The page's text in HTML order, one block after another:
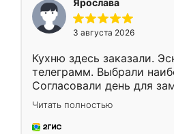
Ярослава
3 августа 2026
Кухню здесь заказали.
телеграмм. Выбрали
Согласовали день для
недели кухня была уже
довольны работой.
мебель за качественную
Читать полностью